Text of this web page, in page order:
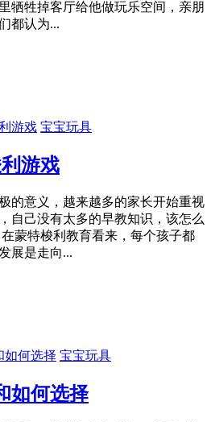
牺牲掉客厅给他做玩乐空间，亲朋
都认为...
宝宝玩具
游戏
的意义，越来越多的家长开始重视
自己没有太多的早教知识，该怎么
蒙特梭利教育看来，每个孩子都
展是走向...
宝宝玩具
如何选择